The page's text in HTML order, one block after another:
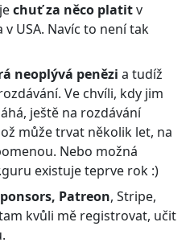
chuť za něco platitv
USA. Navíc to není tak
neoplývá penězi a tudíž
Ve chvíli, kdy jim
ještě na rozdávání
může trvat několik let, na
Nebo možná
existuje teprve rok :)
Patreon, Stripe,
kvůli mě registrovat, učit